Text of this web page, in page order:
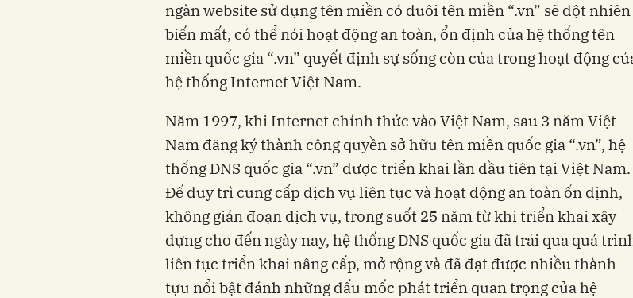
ngàn website sử dụng tên miền có đuôi tên miền “.vn” sẽ đột nhiên
biến mất, có thể nói hoạt động an toàn, ổn định của hệ thống tên
miền quốc gia “.vn” quyết định sự sống còn của trong hoạt động
hệ thống Internet Việt Nam.
Năm 1997, khi Internet chính thức vào Việt Nam, sau 3 năm Việt
Nam đăng ký thành công quyền sở hữu tên miền quốc gia “.vn”, hệ
thống DNS quốc gia “.vn” được triển khai lần đầu tiên tại Việt Nam.
Để duy trì cung cấp dịch vụ liên tục và hoạt động an toàn ổn định,
không gián đoạn dịch vụ, trong suốt 25 năm từ khi triển khai xây
dựng cho đến ngày nay, hệ thống DNS quốc gia đã trải qua quá
liên tục triển khai nâng cấp, mở rộng và đã đạt được nhiều thành
tựu nổi bật đánh những dấu mốc phát triển quan trọng của hệ